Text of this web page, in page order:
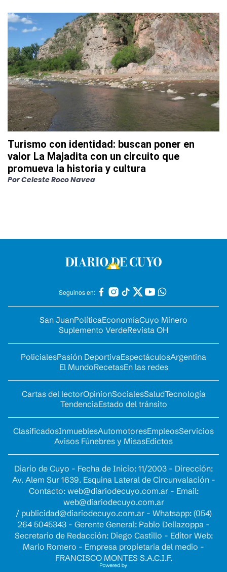
Turismo con identidad: buscan poner en
valor La Majadita con un circuito que
promueva la historia y cultura
PorCeleste Roco Navea
Seguinos en:
San JuanPolíticaEconomíaCuyo Minero
Suplemento VerdeRevista OH
PolicialesPasión DeportivaEspectáculosArgentina
El MundoRecetasEn las redes
Cartas del lectorOpinionSocialesSaludTecnología
TendenciaEstado del tránsito
ClasificadosInmueblesAutomotoresEmpleosServicios
Avisos Fúnebres y MisasEdictos
Diario de Cuyo - Fecha de Inicio: 11/2003 - Dirección:
Av. Alem Sur 1639. Esquina Lateral de Circunvalación -
Contacto: web@diariodecuyo.com.ar- Email:
web@diariodecuyo.com.ar
/ publicidad@diariodecuyo.com.ar- Whatsapp: (054)
264 5045343 - Gerente General: Pablo Dellazoppa -
Secretario de Redacción: Diego Castillo - Editor Web:
Mario Romero - Empresa propietaria del medio -
FRANCISCO MONTES S.A.C.I.F.